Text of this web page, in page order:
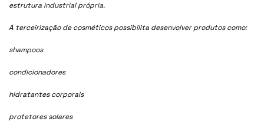
estrutura industrial própria.
A terceirização de cosméticos possibilita desenvolver produtos como:
shampoos
condicionadores
hidratantes corporais
protetores solares